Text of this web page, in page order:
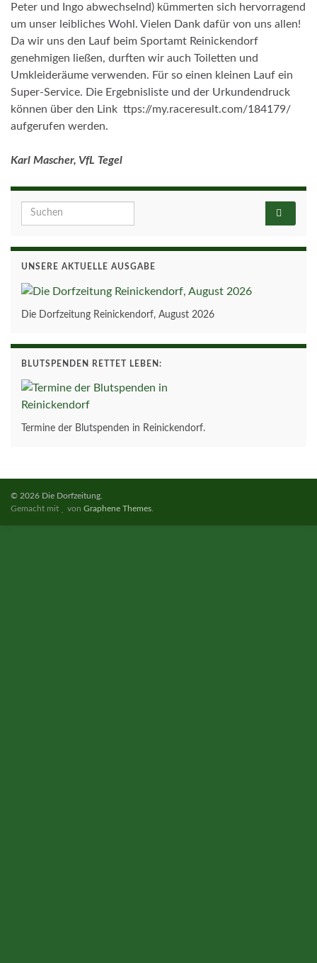
Peter und Ingo abwechselnd) kümmerten sich hervorragend
um unser leibliches Wohl. Vielen Dank dafür von uns allen!
Da wir uns den Lauf beim Sportamt Reinickendorf
genehmigen ließen, durften wir auch Toiletten und
Umkleideräume verwenden. Für so einen kleinen Lauf ein
Super-Service. Die Ergebnisliste und der Urkundendruck
können über den Link ttps://my.raceresult.com/184179/
aufgerufen werden.
Karl Mascher, VfL Tegel
Search for:
UNSERE AKTUELLE AUSGABE
Die Dorfzeitung Reinickendorf, August 2026
BLUTSPENDEN RETTET LEBEN:
Termine der Blutspenden in Reinickendorf.
© 2026 Die Dorfzeitung.
Gemacht mit
vonGraphene Themes